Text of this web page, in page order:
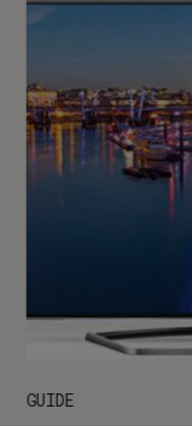
GUIDE